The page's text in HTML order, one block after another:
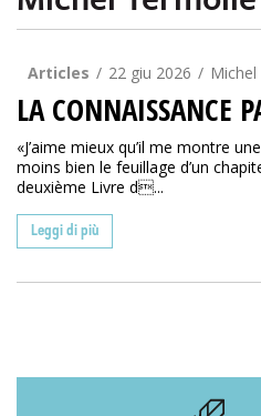
Articles 22 giu 2026
LA CONNAISSANCE
«J’aime mieux qu’il me montre
moins bien le feuillage d’un
deuxième Livre d...
Leggi di più